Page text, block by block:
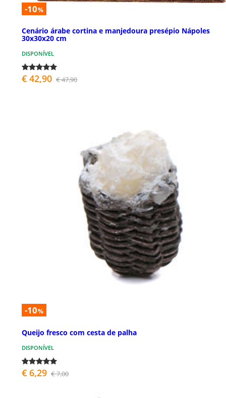
-10%
Cenário árabe cortina e manjedoura presépio Nápoles
30x30x20 cm
DISPONÍVEL
€ 42,90 € 47,90
-10%
Queijo fresco com cesta de palha
DISPONÍVEL
€ 6,29 € 7,00